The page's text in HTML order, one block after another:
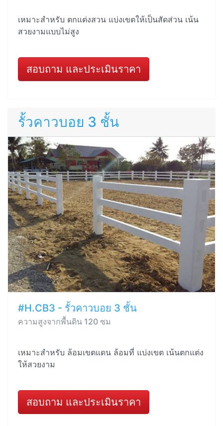
เหมาะสำหรับ ตกแต่งสวน แบ่งเขตให้เป็นสัดส่วน เน้น
สวยงามแบบไม่สูง
สอบถาม และประเมินราคา
รั้วคาวบอย 3 ชั้น
#H.CB3 - รั้วคาวบอย 3 ชั้น
ความสูงจากพื้นดิน 120 ซม
เหมาะสำหรับ ล้อมเขตแดน ล้อมที่ แบ่งเขต เน้นตกแต่ง
ให้สวยงาม
สอบถาม และประเมินราคา